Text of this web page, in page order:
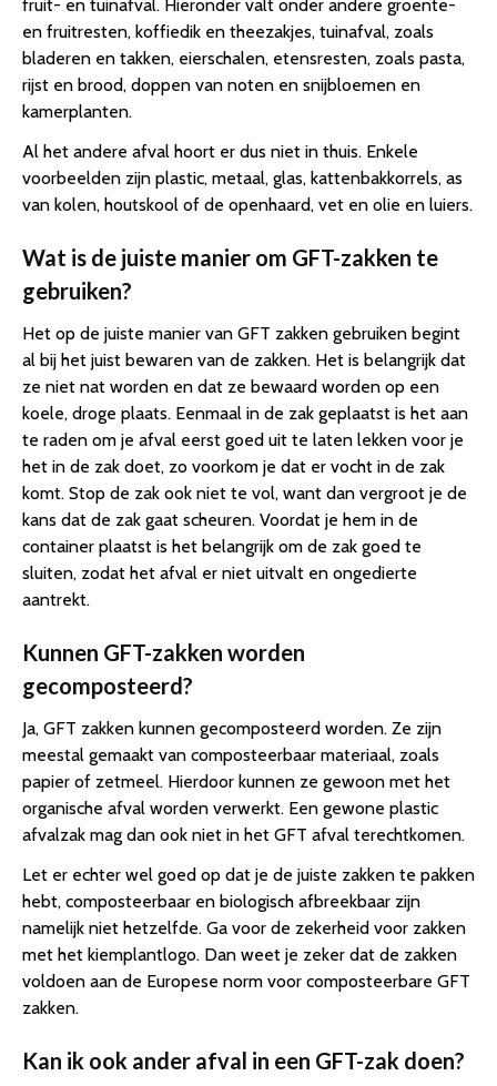
fruit- en tuinafval. Hieronder valt onder andere groente-
en fruitresten, koffiedik en theezakjes, tuinafval, zoals
bladeren en takken, eierschalen, etensresten, zoals pasta,
rijst en brood, doppen van noten en snijbloemen en
kamerplanten.
Al het andere afval hoort er dus niet in thuis. Enkele
voorbeelden zijn plastic, metaal, glas, kattenbakkorrels, as
van kolen, houtskool of de openhaard, vet en olie en luiers.
Wat is de juiste manier om GFT-zakken te
gebruiken?
Het op de juiste manier van GFT zakken gebruiken begint
al bij het juist bewaren van de zakken. Het is belangrijk dat
ze niet nat worden en dat ze bewaard worden op een
koele, droge plaats. Eenmaal in de zak geplaatst is het aan
te raden om je afval eerst goed uit te laten lekken voor je
het in de zak doet, zo voorkom je dat er vocht in de zak
komt. Stop de zak ook niet te vol, want dan vergroot je de
kans dat de zak gaat scheuren. Voordat je hem in de
container plaatst is het belangrijk om de zak goed te
sluiten, zodat het afval er niet uitvalt en ongedierte
aantrekt.
Kunnen GFT-zakken worden
gecomposteerd?
Ja, GFT zakken kunnen gecomposteerd worden. Ze zijn
meestal gemaakt van composteerbaar materiaal, zoals
papier of zetmeel. Hierdoor kunnen ze gewoon met het
organische afval worden verwerkt. Een gewone plastic
afvalzak mag dan ook niet in het GFT afval terechtkomen.
Let er echter wel goed op dat je de juiste zakken te pakken
hebt, composteerbaar en biologisch afbreekbaar zijn
namelijk niet hetzelfde. Ga voor de zekerheid voor zakken
met het kiemplantlogo. Dan weet je zeker dat de zakken
voldoen aan de Europese norm voor composteerbare GFT
zakken.
Kan ik ook ander afval in een GFT-zak doen?